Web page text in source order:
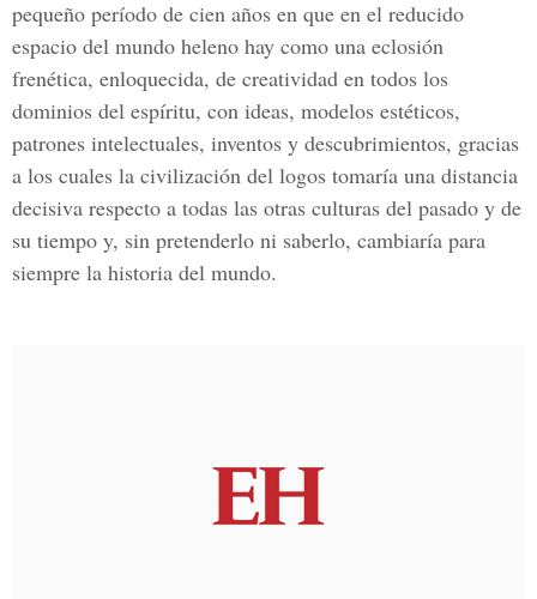
pequeño período de cien años en que en el reducido
espacio del mundo heleno hay como una eclosión
frenética, enloquecida, de creatividad en todos los
dominios del espíritu, con ideas, modelos estéticos,
patrones intelectuales, inventos y descubrimientos, gracias
a los cuales la civilización del logos tomaría una distancia
decisiva respecto a todas las otras culturas del pasado y de
su tiempo y, sin pretenderlo ni saberlo, cambiaría para
siempre la historia del mundo.